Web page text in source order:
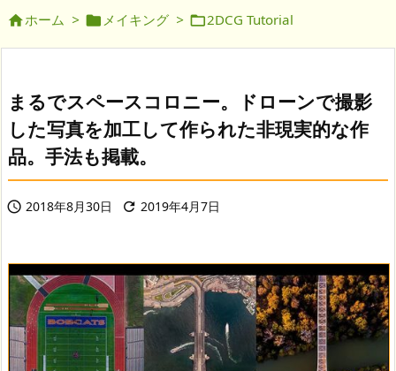
前へ
次へ

検索
ホーム >  メイキング > 2DCG Tutorial
まるでスペースコロニー。ドローンで撮影
した写真を加工して作られた非現実的な作
品。手法も掲載。
 2018年8月30日  2019年4月7日